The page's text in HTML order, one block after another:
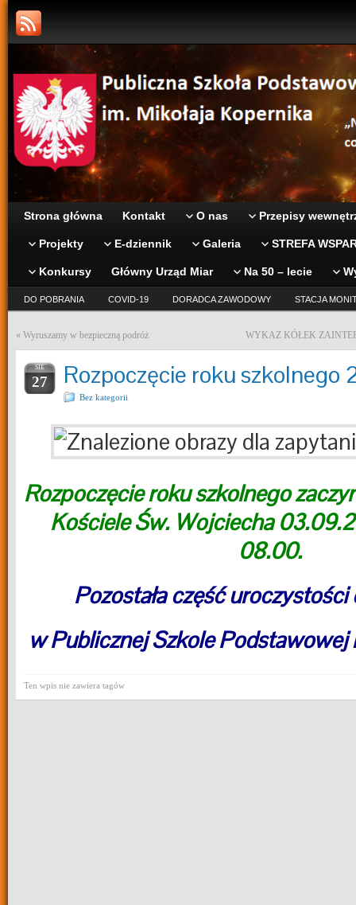
Strona główna Kontakt O nas Przepisy
Projekty E-dziennik Galeria STREFA
Konkursy Główny Urząd Miar Na 50 – lecie
DO POBRANIA COVID-19 DORADCA ZAWODOWY STACJA
« Wyruszamy w bezpieczną podróż WYKAZ KÓŁEK
SIE
27 Rozpoczęcie roku szkolnego
Bez kategorii
Rozpoczęcie roku szkolnego
Kościele Św. Wojciecha
08.00.
Pozostała część uroczystości
w Publicznej Szkole
Ten wpis nie zawiera tagów